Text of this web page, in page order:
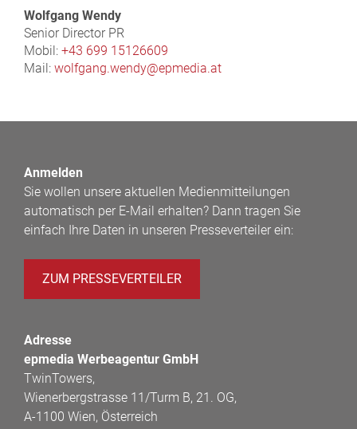
Wolfgang Wendy
Senior Director PR
Mobil: +43 699 15126609
Mail: wolfgang.wendy@epmedia.at
Anmelden
Sie wollen unsere aktuellen Medienmitteilungen
automatisch per E-Mail erhalten? Dann tragen Sie
einfach Ihre Daten in unseren Presseverteiler ein:
ZUM PRESSEVERTEILER
Adresse
epmedia Werbeagentur GmbH
TwinTowers,
Wienerbergstrasse 11/Turm B, 21. OG,
A-1100 Wien, Österreich